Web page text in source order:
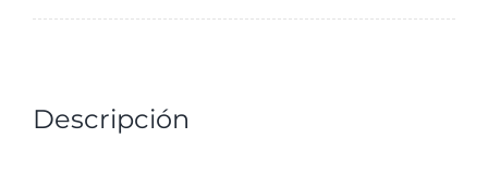
Descripción